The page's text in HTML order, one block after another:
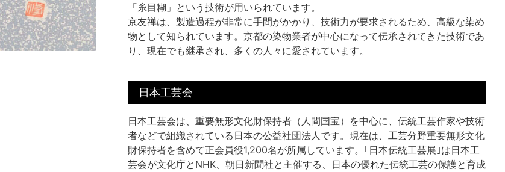
「糸目糊」という技術が用いられています。
京友禅は、製造過程が非常に手間がかかり、技術力が要求されるため、高級な染め
物として知られています。京都の染物業者が中心になって伝承されてきた技術であ
り、現在でも継承され、多くの人々に愛されています。
日本工芸会
日本工芸会は、重要無形文化財保持者（人間国宝）を中心に、伝統工芸作家や技術
者などで組織されている日本の公益社団法人です。現在は、工芸分野重要無形文化
財保持者を含めて正会員役1,200名が所属しています。｢日本伝統工芸展｣は日本工
芸会が文化庁とNHK、朝日新聞社と主催する、日本の優れた伝統工芸の保護と育成